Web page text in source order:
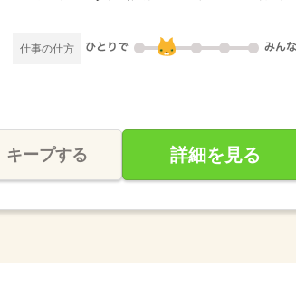
仕事の仕方
キープする 詳細を見る